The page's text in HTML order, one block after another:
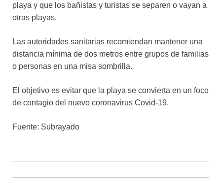
playa y que los bañistas y turistas se separen o vayan a
otras playas.
Las autoridades sanitarias recomiendan mantener una
distancia mínima de dos metros entre grupos de familias
o personas en una misa sombrilla.
El objetivo es evitar que la playa se convierta en un foco
de contagio del nuevo coronavirus Covid-19.
Fuente: Subrayado